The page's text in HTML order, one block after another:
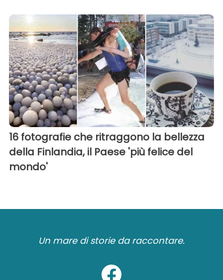
16 fotografie che ritraggono la bellezza
della Finlandia, il Paese 'più felice del
mondo'
Un mare di storie da raccontare.